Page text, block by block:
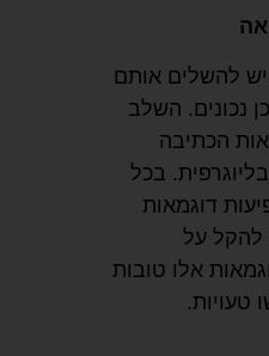
להשלים אותם
נכונים. השלב
הכתיבה
בכל
דוגמאות
להקל על
אלו טובות
טעויות.